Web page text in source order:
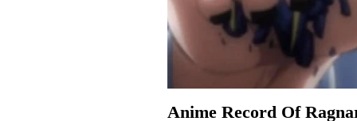
Anime Record Of